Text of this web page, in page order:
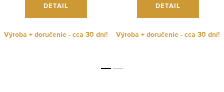
DETAIL
Výroba + doručenie - cca 30 dní!
DETAIL
Výroba + doručenie - cca 30 dní!